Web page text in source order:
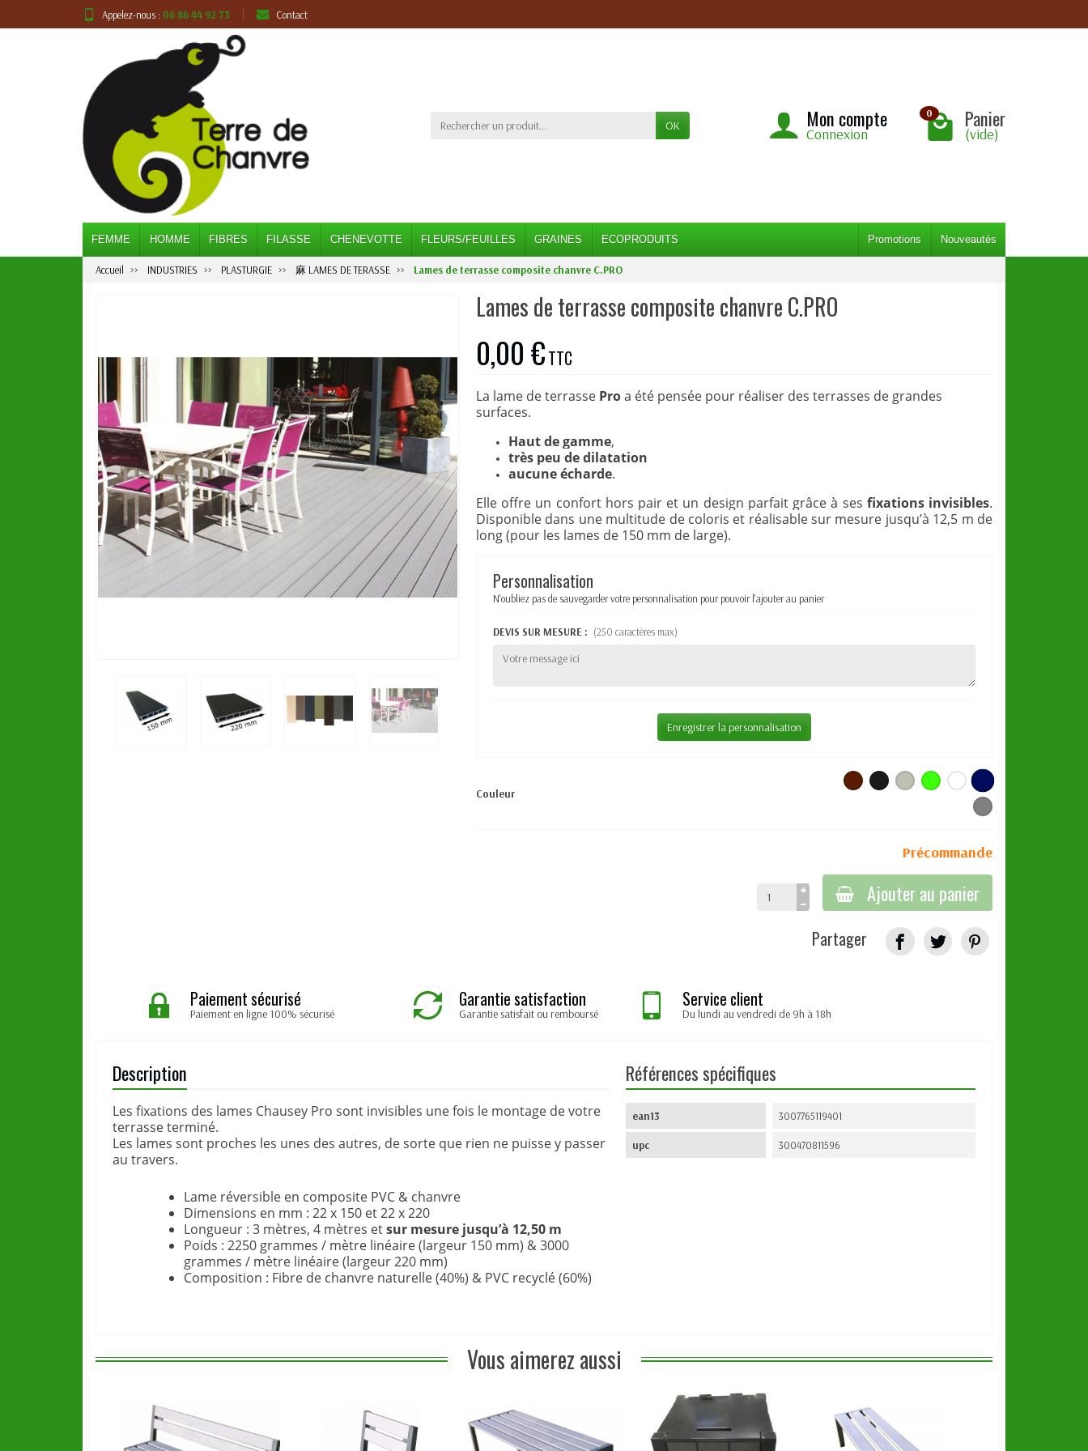
Appelez-nous : 06 86 44 92 73 Contact
OK Mon compte
Connexion
0 Panier
(vide)
FEMME HOMME FIBRES FILASSE CHENEVOTTE FLEURS/FEUILLES GRAINES ECOPRODUITS Promotions Nouveautés
Accueil INDUSTRIES PLASTURGIE ⿇ LAMES DE TERASSE Lames de terrasse composite chanvre C.PRO
Lames de terrasse composite chanvre C.PRO
0,00 €TTC
La lame de terrasse Proa été pensée pour réaliser des terrasses de grandes
surfaces.
Haut de gamme,
très peu de dilatation
aucune écharde.
Elle offre un confort hors pair et un design parfait grâce à ses fixations invisibles.
Disponible dans une multitude de coloris et réalisable sur mesure jusqu’à 12,5 m de
long (pour les lames de 150 mm de large).
Personnalisation
N'oubliez pas de sauvegarder votre personnalisation pour pouvoir l'ajouter au panier
DEVIS SUR MESURE : (250 caractères max)
Enregistrer la personnalisation
Couleur
Précommande
Ajouter au panier
Partager
Paiement sécurisé
Paiement en ligne 100% sécurisé
Garantie satisfaction
Garantie satisfait ou remboursé
Service client
Du lundi au vendredi de 9h à 18h
Description
Les fixations des lames Chausey Pro sont invisibles une fois le montage de votre
terrasse terminé.
Les lames sont proches les unes des autres, de sorte que rien ne puisse y passer
au travers.
Lame réversible en composite PVC & chanvre
Dimensions en mm : 22 x 150 et 22 x 220
Longueur : 3 mètres, 4 mètres etsur mesure jusqu’à 12,50 m
Poids : 2250 grammes / mètre linéaire (largeur 150 mm) & 3000
grammes / mètre linéaire (largeur 220 mm)
Composition : Fibre de chanvre naturelle (40%) & PVC recyclé (60%)
Références spécifiques
ean13 3007765119401
upc 300470811596
Vous aimerez aussi